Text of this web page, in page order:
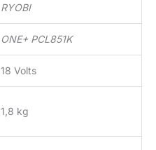
RYOBI
ONE+ PCL851K
18 Volts
1,8 kg